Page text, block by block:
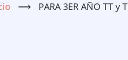
⟶ PARA 3ER AÑO TT